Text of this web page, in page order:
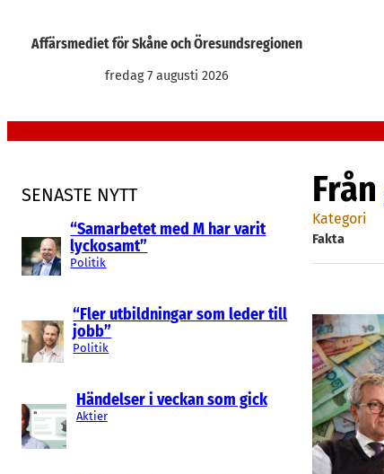
Affärsmediet för Skåne och Öresundsregionen
fredag 7 augusti 2026
SENASTE NYTT
“Samarbetet med M har varit
lyckosamt”
Politik
“Fler utbildningar som leder till
jobb”
Politik
Händelser i veckan som gick
Aktier
Från
Kategori
Fakta